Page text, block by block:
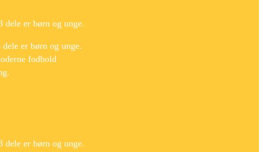
er børn og unge.
er børn og unge.
fodbold
er børn og unge.